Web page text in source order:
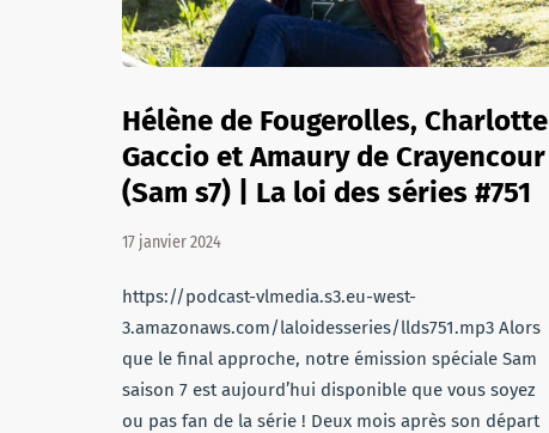
Hélène de Fougerolles, Charlotte
Gaccio et Amaury de Crayencour
(Sam s7) | La loi des séries #751
17 janvier 2024
https://podcast-vlmedia.s3.eu-west-
3.amazonaws.com/laloidesseries/llds751.mp3 Alors
que le final approche, notre émission spéciale Sam
saison 7 est aujourd’hui disponible que vous soyez
ou pas fan de la série ! Deux mois après son départ